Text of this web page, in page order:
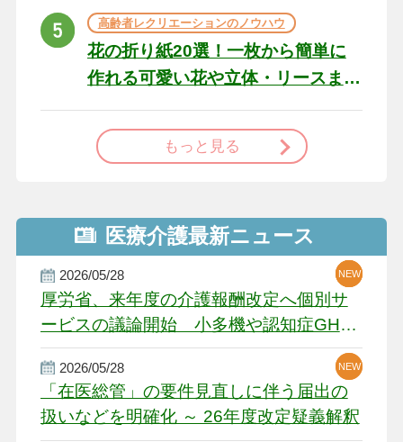
高齢者レクリエーションのノウハウ
花の折り紙20選！一枚から簡単に
作れる可愛い花や立体・リースま
で
もっと見る
医療介護最新ニュース
2026/05/28
厚労省、来年度の介護報酬改定へ個別サ
ービスの議論開始 小多機や認知症GH、
厳しい経営環境に危機感
NEW
NEW
NEW
2026/05/28
「在医総管」の要件見直しに伴う届出の
扱いなどを明確化 ～ 26年度改定疑義解釈
NEW
NEW